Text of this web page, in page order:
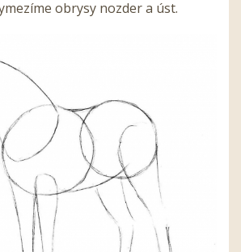
obrysy nozder a úst.